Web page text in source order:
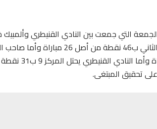
التي جمعت بين النادي القنيطري
نقطة من
تحقيق المبتغى.